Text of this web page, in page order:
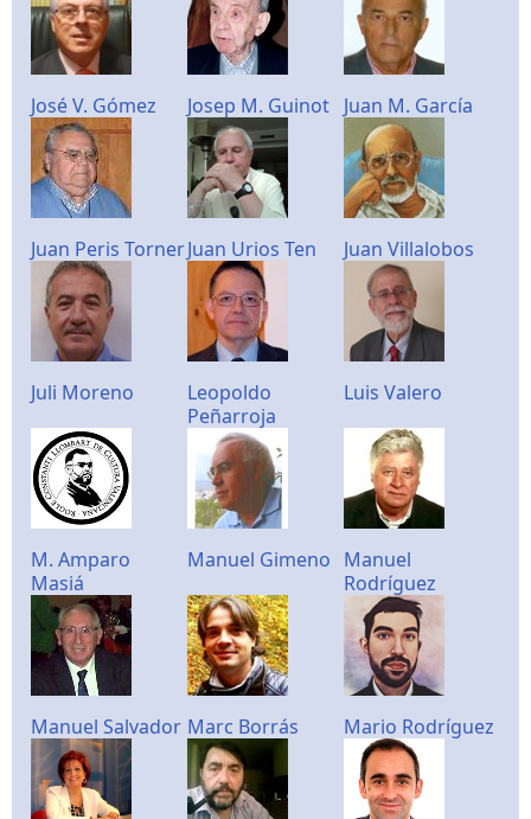
José V. Gómez Josep M. Guinot Juan M. García
Juan Peris TornerJuan Urios Ten Juan Villalobos
Juli Moreno
Leopoldo
Peñarroja
Luis Valero
M. Amparo
Masiá
Manuel Gimeno Manuel
Rodríguez
Manuel Salvador Marc Borrás Mario Rodríguez